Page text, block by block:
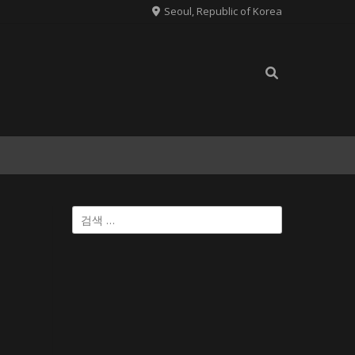
Seoul, Republic of Korea
검
색: